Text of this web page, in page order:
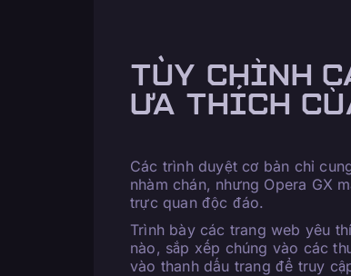
TÙY CHỈNH
ƯA THÍCH
Các trình duyệt cơ bản chỉ
nhàm chán, nhưng Opera GX
trực quan độc đáo.
Trình bày các trang web yêu
nào, sắp xếp chúng vào các
vào thanh dấu trang để truy